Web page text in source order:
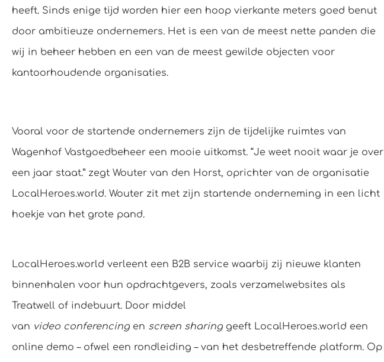
heeft. Sinds enige tijd worden hier een hoop vierkante meters goed benut
door ambitieuze ondernemers. Het is een van de meest nette panden die
wij in beheer hebben en een van de meest gewilde objecten voor
kantoorhoudende organisaties.
Vooral voor de startende ondernemers zijn de tijdelijke ruimtes van
Wagenhof Vastgoedbeheer een mooie uitkomst. “Je weet nooit waar je over
een jaar staat.” zegt Wouter van den Horst, oprichter van de organisatie
LocalHeroes.world. Wouter zit met zijn startende onderneming in een licht
hoekje van het grote pand.
LocalHeroes.world verleent een B2B service waarbij zij nieuwe klanten
binnenhalen voor hun opdrachtgevers, zoals verzamelwebsites als
Treatwell of indebuurt. Door middel
van video conferencing en screen sharing geeft LocalHeroes.world een
online demo – ofwel een rondleiding – van het desbetreffende platform. Op